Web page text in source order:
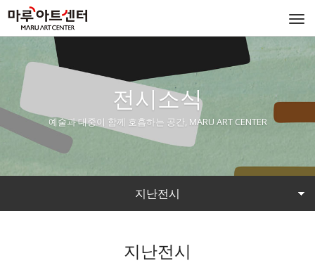
전시소식
예술과 대중이 함께 호흡하는 공간, MARU ART CENTER
지난전시
지난전시